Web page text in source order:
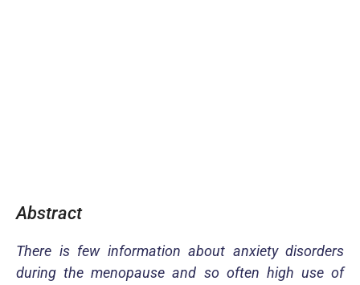
Abstract
There is few information about anxiety disorders
during the menopause and so often high use of